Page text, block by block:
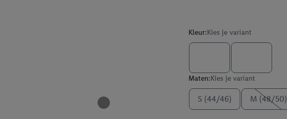
Kleur:Kies je variant
Maten:Kies je variant
S (44/46) M (48/50)